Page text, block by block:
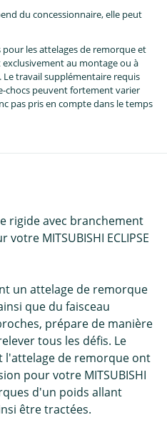
du concessionnaire, elle peut
les attelages de remorque et
exclusivement au montage ou à
travail supplémentaire requis
chocs peuvent fortement varier
pas pris en compte dans le temps
rigide avec branchement
MITSUBISHI ECLIPSE
un attelage de remorque
que du faisceau
prépare de manière
tous les défis. Le
l'attelage de remorque ont
pour votre MITSUBISHI
d'un poids allant
être tractées.